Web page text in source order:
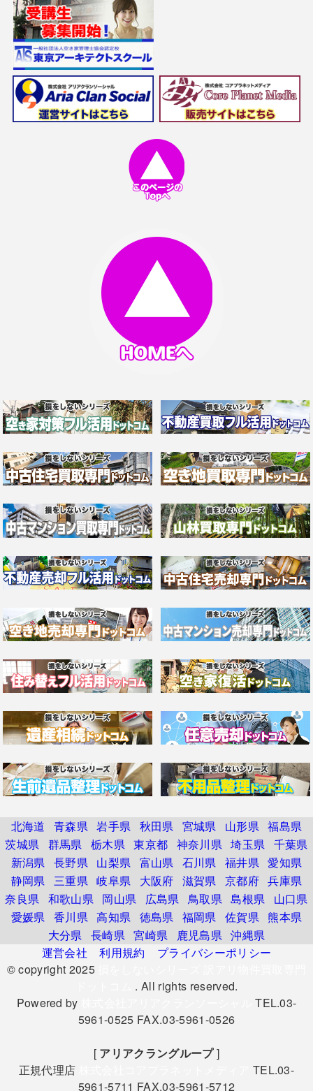
北海道 青森県 岩手県 秋田県 宮城県 山形県 福島県
茨城県 群馬県 栃木県 東京都 神奈川県 埼玉県 千葉県
新潟県 長野県 山梨県 富山県 石川県 福井県 愛知県
静岡県 三重県 岐阜県 大阪府 滋賀県 京都府 兵庫県
奈良県 和歌山県 岡山県 広島県 鳥取県 島根県
山口県
愛媛県 香川県 高知県 徳島県 福岡県 佐賀県 熊本県
大分県 長崎県 宮崎県 鹿児島県 沖縄県
運営会社
利用規約
プライバシーポリシー
© copyright 2025
. All rights reserved.
Powered by
TEL.03-
5961-0525 FAX.03-5961-0526
[ アリアクラングループ]
正規代理店
TEL.03-
5961-5711 FAX.03-5961-5712